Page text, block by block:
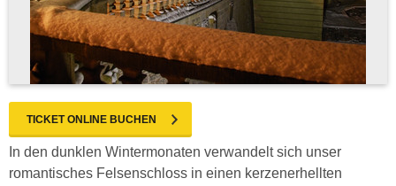
TICKET ONLINE BUCHEN
In den dunklen Wintermonaten verwandelt sich unser
romantisches Felsenschloss in einen kerzenerhellten